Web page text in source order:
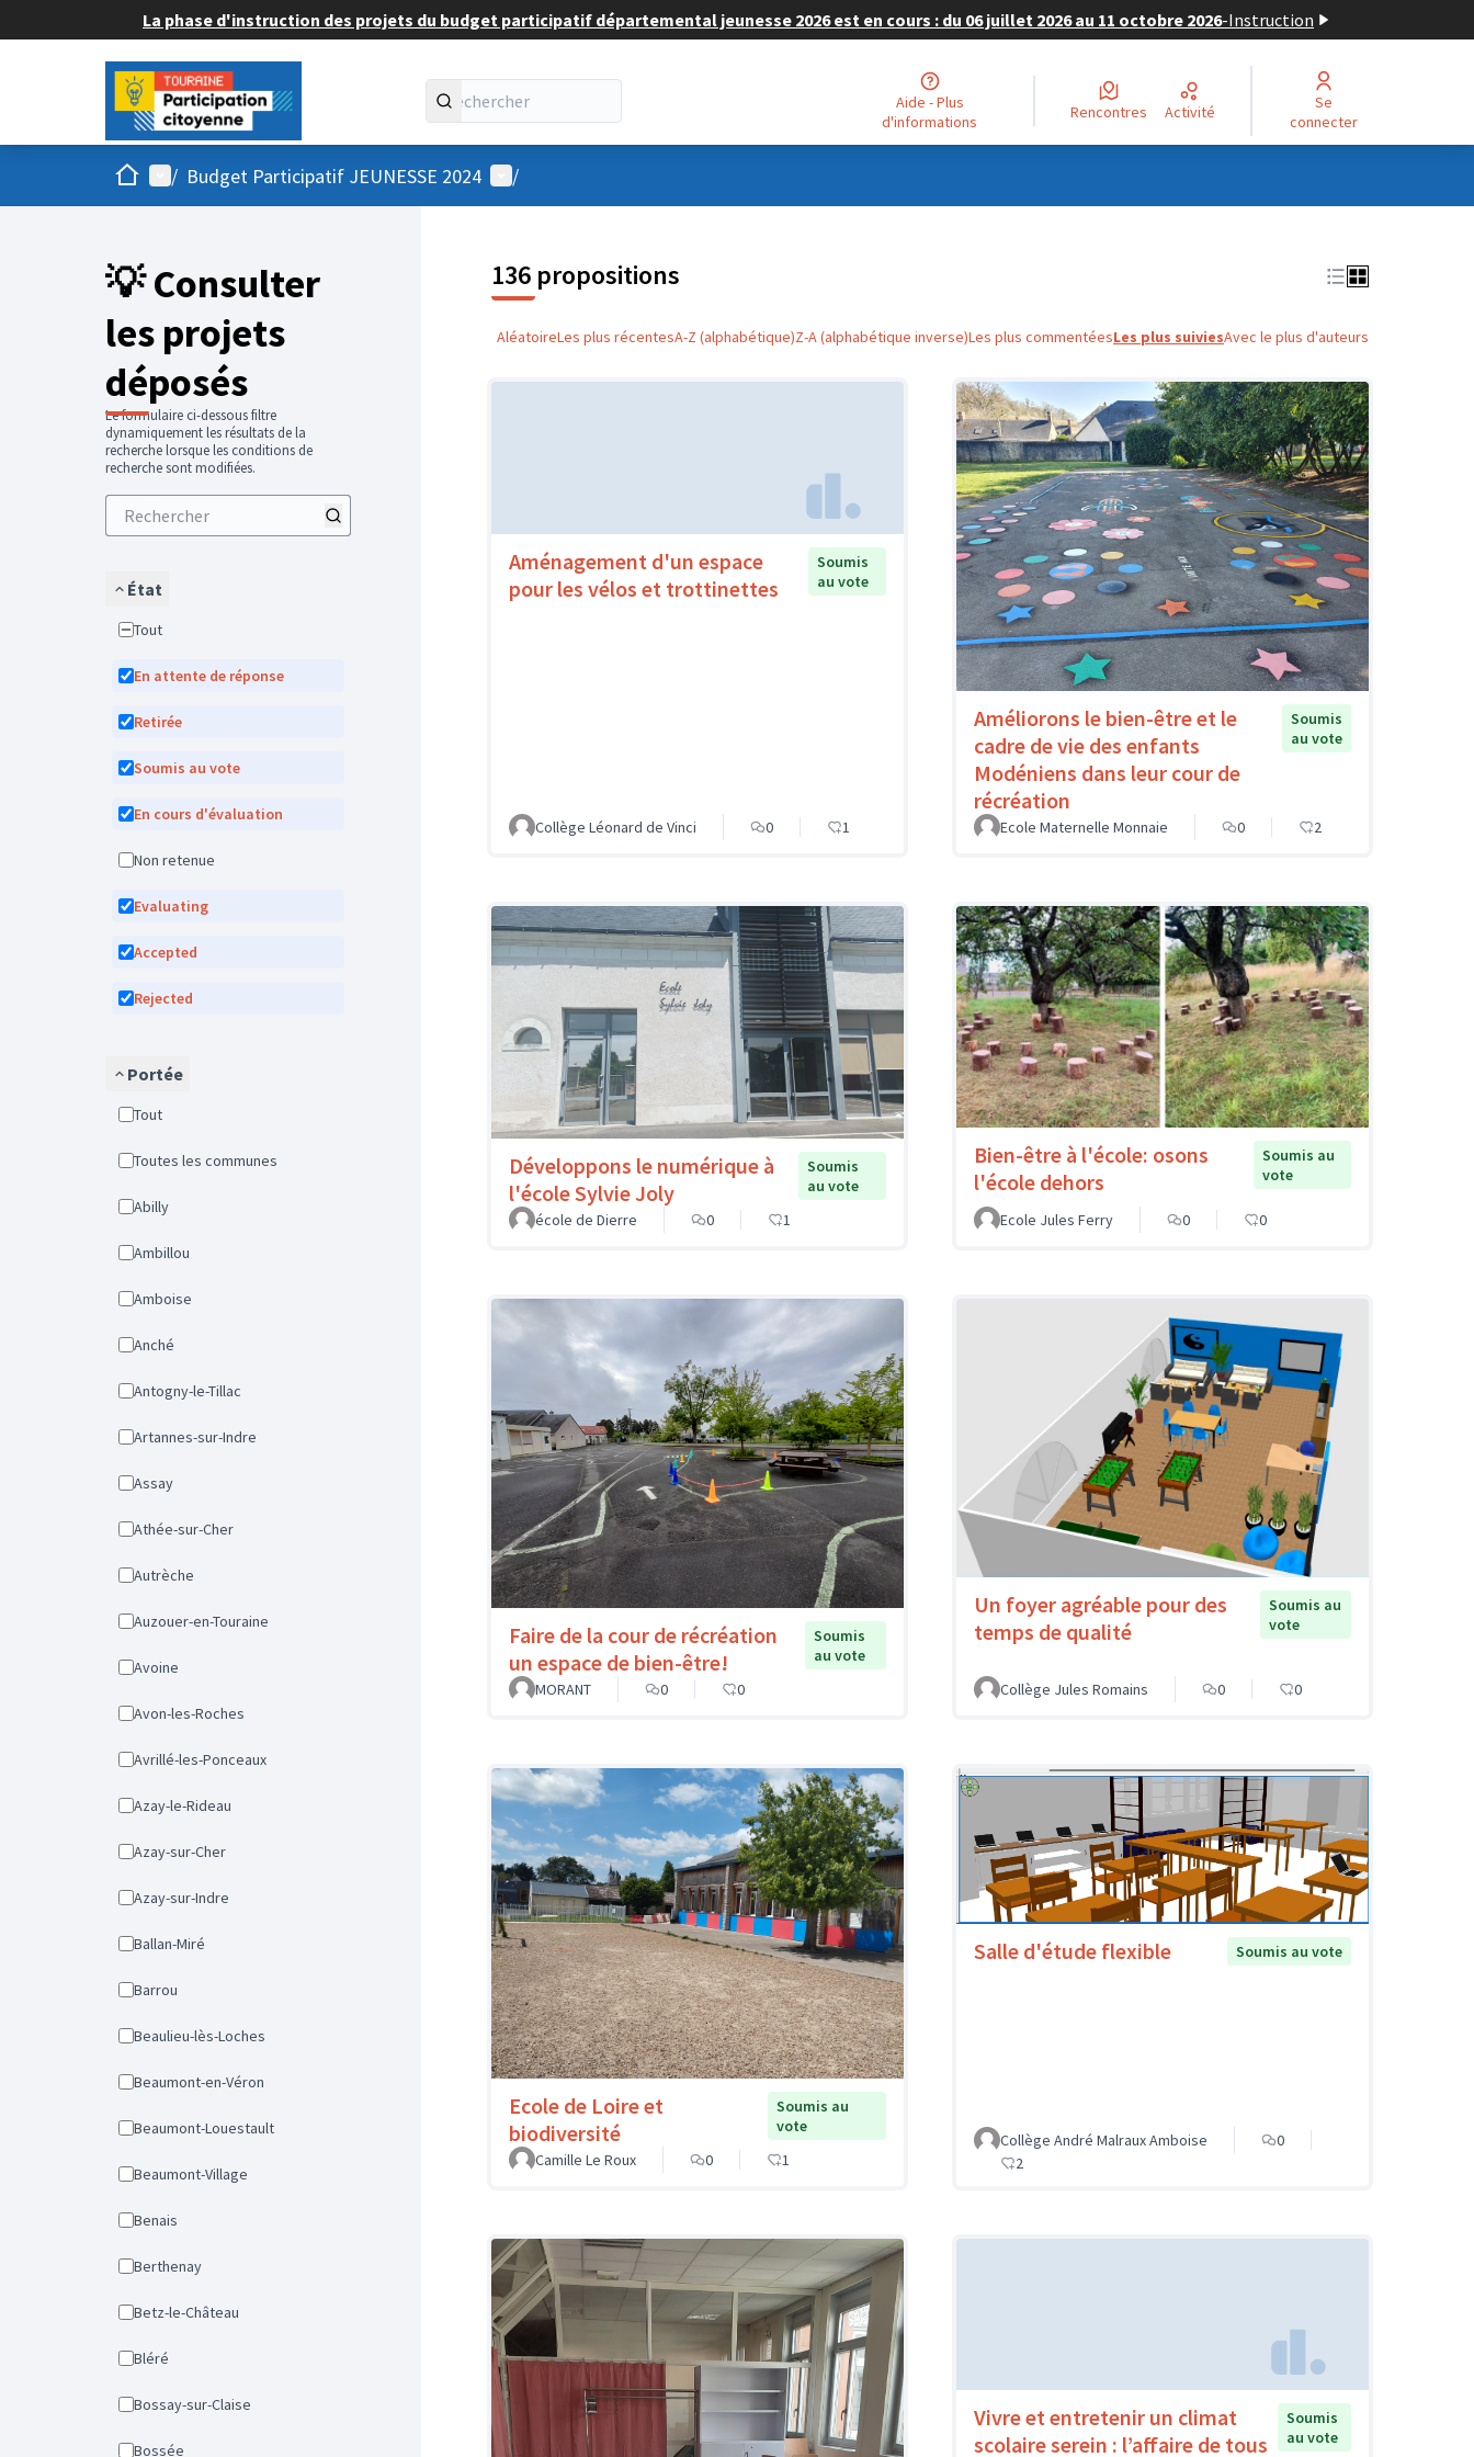
La phase d'instruction des projets du budget participatif départemental jeunesse 2026 est en cours : du 06 juillet 2026 au 11 octobre 2026-Instruction
Aide - Plus
d'informations
Rencontres Activité
Se
connecter
AccueilMenu principal
/ Budget Participatif JEUNESSE 2024 Menu utilisateur
/
💡 Consulter
les projets
déposés
Le formulaire ci-dessous filtre
dynamiquement les résultats de la
recherche lorsque les conditions de
recherche sont modifiées.
État
Tout
En attente de réponse
Retirée
Soumis au vote
En cours d'évaluation
Non retenue
Evaluating
Accepted
Rejected
Portée
Tout
Toutes les communes
Abilly
Ambillou
Amboise
Anché
Antogny-le-Tillac
Artannes-sur-Indre
Assay
Athée-sur-Cher
Autrèche
Auzouer-en-Touraine
Avoine
Avon-les-Roches
Avrillé-les-Ponceaux
Azay-le-Rideau
Azay-sur-Cher
Azay-sur-Indre
Ballan-Miré
Barrou
Beaulieu-lès-Loches
Beaumont-en-Véron
Beaumont-Louestault
Beaumont-Village
Benais
Berthenay
Betz-le-Château
Bléré
Bossay-sur-Claise
Bossée
136 propositions
AléatoireLes plus récentesA-Z (alphabétique)Z-A (alphabétique inverse)Les plus commentéesLes plus suiviesAvec le plus d'auteurs
Aménagement d'un espace
pour les vélos et trottinettes
Soumis
au vote
Collège Léonard de Vinci 0 1
Améliorons le bien-être et le
cadre de vie des enfants
Modéniens dans leur cour de
récréation
Soumis
au vote
Ecole Maternelle Monnaie 0 2
Développons le numérique à
l'école Sylvie Joly
Soumis
au vote
école de Dierre
0 1
Bien-être à l'école: osons
l'école dehors
Soumis au
vote
Ecole Jules Ferry 0 0
Faire de la cour de récréation
un espace de bien-être!
Soumis
au vote
MORANT
0 0
Un foyer agréable pour des
temps de qualité
Soumis au
vote
Collège Jules Romains 0 0
Ecole de Loire et
biodiversité
Soumis au
vote
Camille Le Roux
0 1
Salle d'étude flexible Soumis au vote
Collège André Malraux Amboise
0
2
Vivre et entretenir un climat
scolaire serein : l’affaire de tous
Soumis
au vote